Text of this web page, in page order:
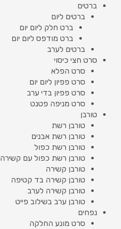
ברטים
ברטים ליום
ברט חלק ליום יום
ברט מודפס ליום יום
ברטים לערב
סרט חצי כיסוי
סרט הפלא
סרט פפיון ליום יום
סרט פפיון בדי ערב
סרט מניפה פטנט
טורבן
טורבן רשת
טורבן רשת אבנים
טורבן רשת כפול
טורבן רשת כפול עם קשירה
טורבן קשירה
טורבן קשירה בד קטיפה
טורבן קשירה לערב
טורבן ערב בשילוב פייט
נפחים
סרט מונע החלקה